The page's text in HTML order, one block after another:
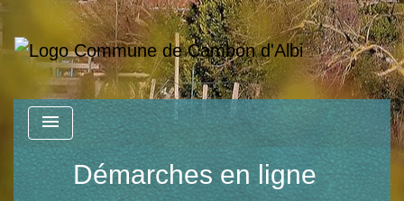
menu
Démarches en ligne